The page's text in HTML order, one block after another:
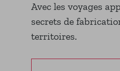
Avec les voyages
secrets de
territoires.